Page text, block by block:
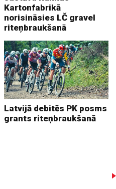
Kartonfabrikā
norisināsies LČ gravel
riteņbraukšanā
Latvijā debitēs PK posms
grants riteņbraukšanā